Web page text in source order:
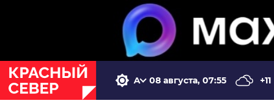
08 августа, 07:55 +11